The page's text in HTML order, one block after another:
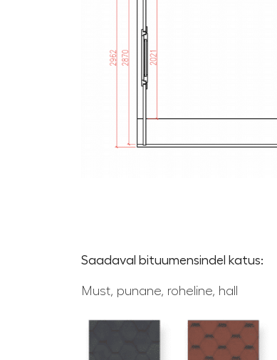
Saadaval bituumensindel katus:
Must, punane, roheline, hall